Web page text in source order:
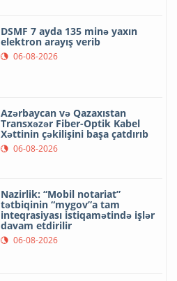
DSMF 7 ayda 135 minə yaxın
elektron arayış verib
06-08-2026
Azərbaycan və Qazaxıstan
Transxəzər Fiber-Optik Kabel
Xəttinin çəkilişini başa çatdırıb
06-08-2026
Nazirlik: “Mobil notariat”
tətbiqinin “mygov”a tam
inteqrasiyası istiqamətində işlər
davam etdirilir
06-08-2026